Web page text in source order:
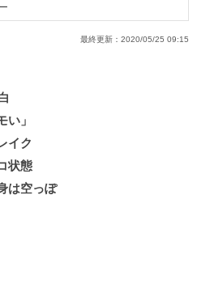
最終更新： 2020/05/25 09:15
い」
イク
状態
は空っぽ